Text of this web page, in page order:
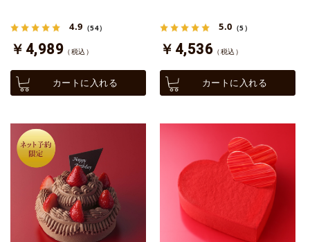
4.9 （54）
￥4,989 （税込）
カートに入れる
5.0 （5）
￥4,536 （税込）
カートに入れる